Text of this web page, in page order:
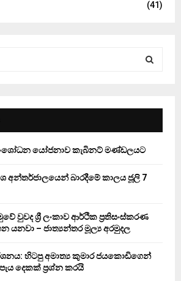
(41)
E
A
යෝජනාව කැබිනට් මණ්ඩලයට
අන්තර්ජාලයෙන් බාරදීමේ කාලය ජූලි 7
වුවද ශ්‍රී ලංකාව ආර්ථික ප්‍රතිසංස්කරණ
යනවා – ජාත්‍යන්තර මූල්‍ය අරමුදල
හිටපු අමාත්‍ය කුමාර ජයකොඩිගෙන්
දෙකක් ප්‍රශ්න කරයි